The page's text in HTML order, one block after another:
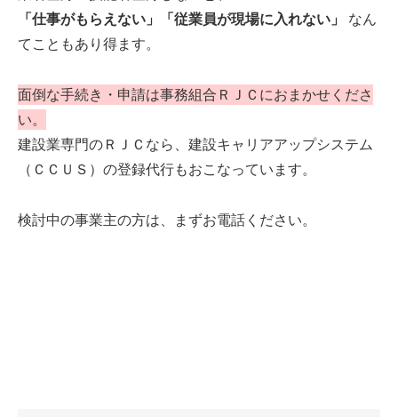
「仕事がもらえない」「従業員が現場に入れない」
なん
てこともあり得ます。
面倒な手続き・申請は事務組合ＲＪＣにおまかせくださ
い。
建設業専門のＲＪＣなら、建設キャリアアップシステム
（ＣＣＵＳ）の登録代行もおこなっています。
検討中の事業主の方は、まずお電話ください。